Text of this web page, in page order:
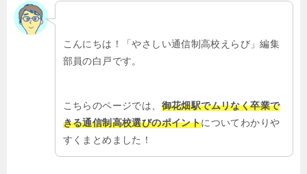
こんにちは！「やさしい通信制高校えらび」編集
部員の白戸です。
こちらのページでは、 御花畑駅でムリなく卒業で
きる通信制高校選びのポイントについてわかりや
すくまとめました！